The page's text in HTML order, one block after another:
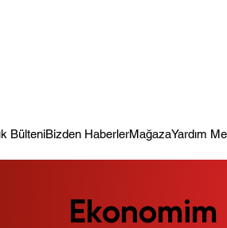
BülteniBizden HaberlerMağazaYardım